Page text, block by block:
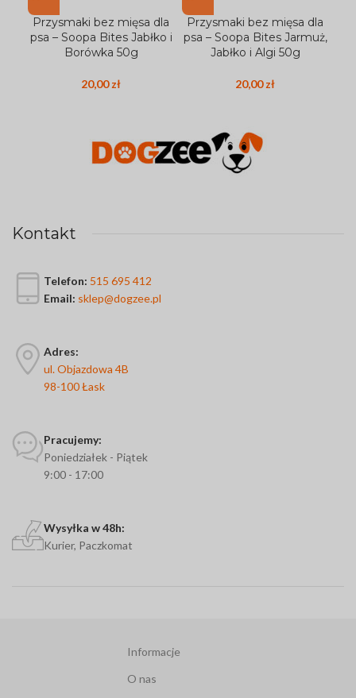
Przysmaki bez mięsa dla
psa – Soopa Bites Jabłko i
Borówka 50g
20,00zł
Przysmaki bez mięsa dla
psa – Soopa Bites Jarmuż,
Jabłko i Algi 50g
20,00zł
Kontakt
Telefon: 515 695 412
Email: sklep@dogzee.pl
Adres:
ul. Objazdowa 4B
98-100 Łask
Pracujemy:
Poniedziałek - Piątek
9:00 - 17:00
Wysyłka w 48h:
Kurier, Paczkomat
Informacje
O nas